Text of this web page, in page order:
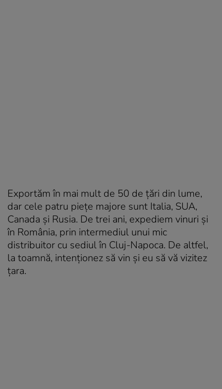
Exportăm în mai mult de 50 de ţări din lume,
dar cele patru pieţe majore sunt ​​Italia, SUA,
Canada şi Rusia. De trei ani, expediem vinuri şi
în România, prin intermediul unui mic
distribuitor cu sediul în Cluj-Napoca. De altfel,
la toamnă, intenţionez să vin şi eu să vă vizitez
ţara.